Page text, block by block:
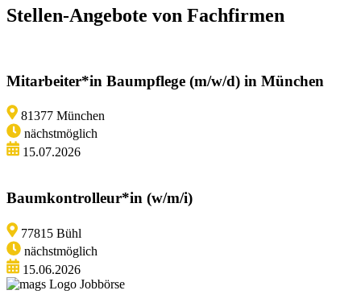
Stellen-Angebote von Fachfirmen
Mitarbeiter*in Baumpflege (m/w/d) in München
81377 München
nächstmöglich
15.07.2026
Baumkontrolleur*in (w/m/i)
77815 Bühl
nächstmöglich
15.06.2026